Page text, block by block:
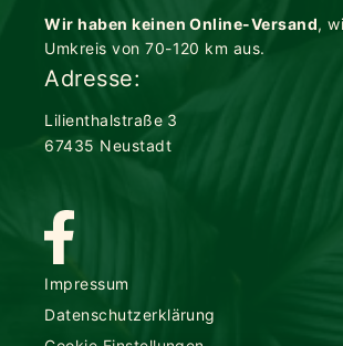
Wir haben keinen Online-Versand,
Umkreis von 70-120 km aus.
Adresse:
Lilienthalstraße 3
67435 Neustadt
Impressum
Datenschutzerklärung